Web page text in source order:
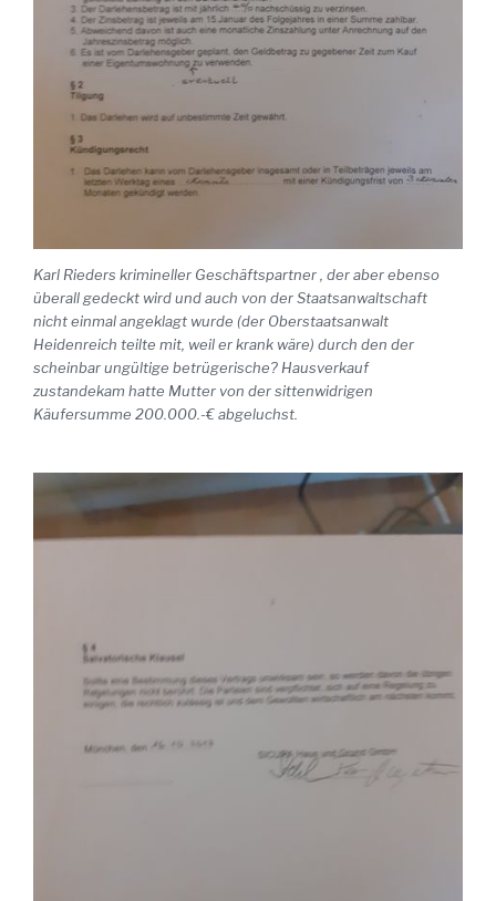
Karl Rieders krimineller Geschäftspartner , der aber ebenso
überall gedeckt wird und auch von der Staatsanwaltschaft
nicht einmal angeklagt wurde (der Oberstaatsanwalt
Heidenreich teilte mit, weil er krank wäre) durch den der
scheinbar ungültige betrügerische? Hausverkauf
zustandekam hatte Mutter von der sittenwidrigen
Käufersumme 200.000.-€ abgeluchst.